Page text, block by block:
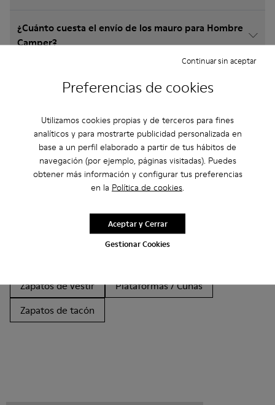
Preferencias de cookies
Utilizamos cookies propias y de terceros para fines
analíticos y para mostrarte publicidad personalizada en
base a un perfil elaborado a partir de tus hábitos de
navegación (por ejemplo, páginas visitadas). Puedes
obtener más información y configurar tus preferencias
en la Política de cookies.
Gestionar Cookies
Continuar sin aceptar
Aceptar y Cerrar
¿Cuánto cuesta el envío de los mauro para Hombre
Camper?
Otras Categorías
Non Leather
Bailarinas
Zapatos de cordones
Mocasines
Botas
Zapatos Planos
Zapatos de vestir
Plataformas / Cuñas
Zapatos de tacón